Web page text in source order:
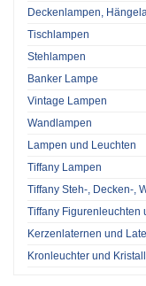
Deckenlampen,
Tischlampen
Stehlampen
Banker Lampe
Vintage Lampen
Wandlampen
Lampen und Leuchten
Tiffany Lampen
Tiffany Steh-, Decken-,
Tiffany Figurenleuchten
Kerzenlaternen und
Kronleuchter und